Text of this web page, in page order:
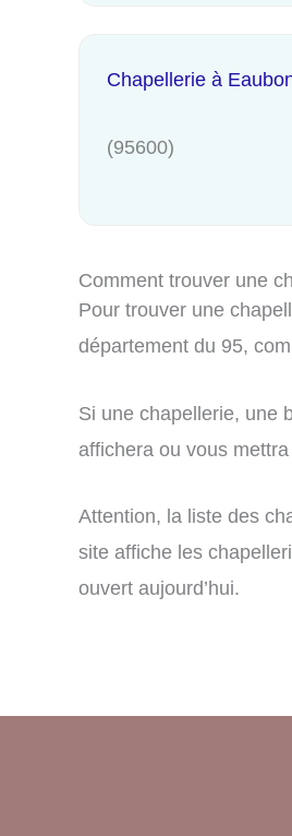
Chapellerie à
(95600)
Comment trouver une
Pour trouver une
département du 95,
Si une chapellerie, une
affichera ou vous
Attention, la liste des
site affiche les
ouvert aujourd’hui.